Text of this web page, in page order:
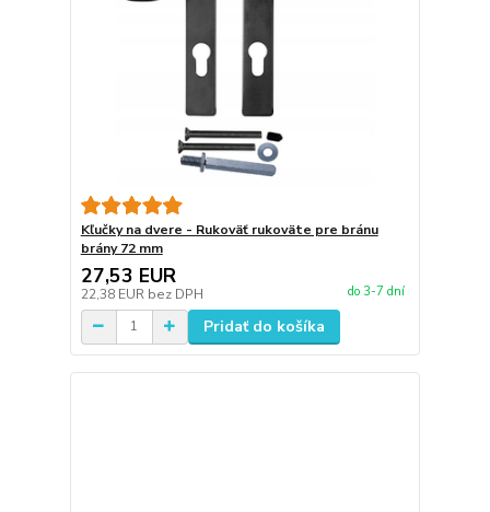
Kľučky na dvere - Rukoväť rukoväte pre bránu
brány 72 mm
27,53 EUR
22,38 EUR bez DPH do 3-7 dní
Pridať do košíka